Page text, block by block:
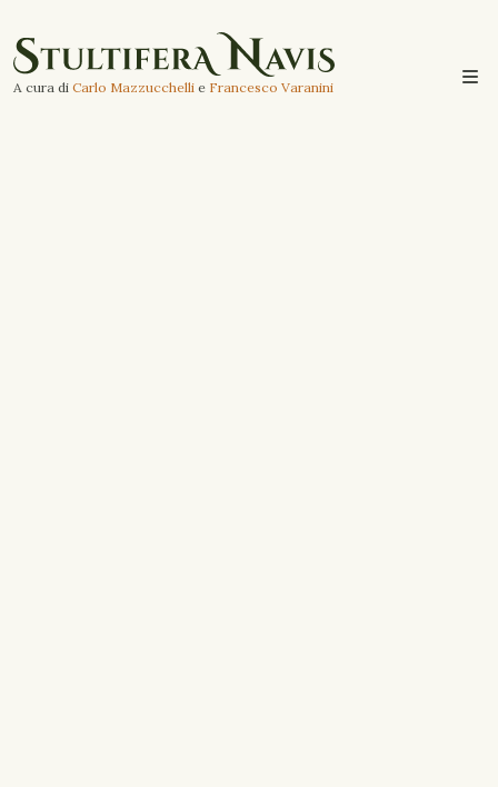
A cura di Carlo Mazzucchelli e Francesco Varanini